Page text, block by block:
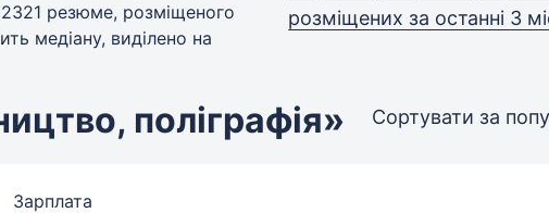
резюме, розміщеного
медіану, виділено на
розміщених за останні 3
поліграфія» Сортувати за
Зарплата